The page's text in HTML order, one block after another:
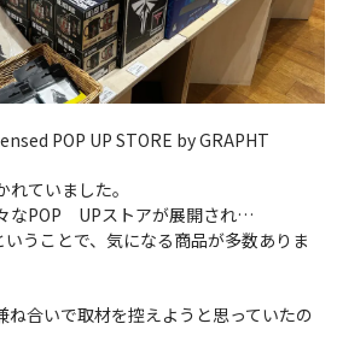
POP UP STORE by GRAPHT
ていました。
なPOP UPストアが展開され…
うことで、気になる商品が多数ありま
ね合いで取材を控えようと思っていたの